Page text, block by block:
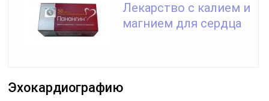
Лекарство с калием и
магнием для сердца
Эхокардиографию